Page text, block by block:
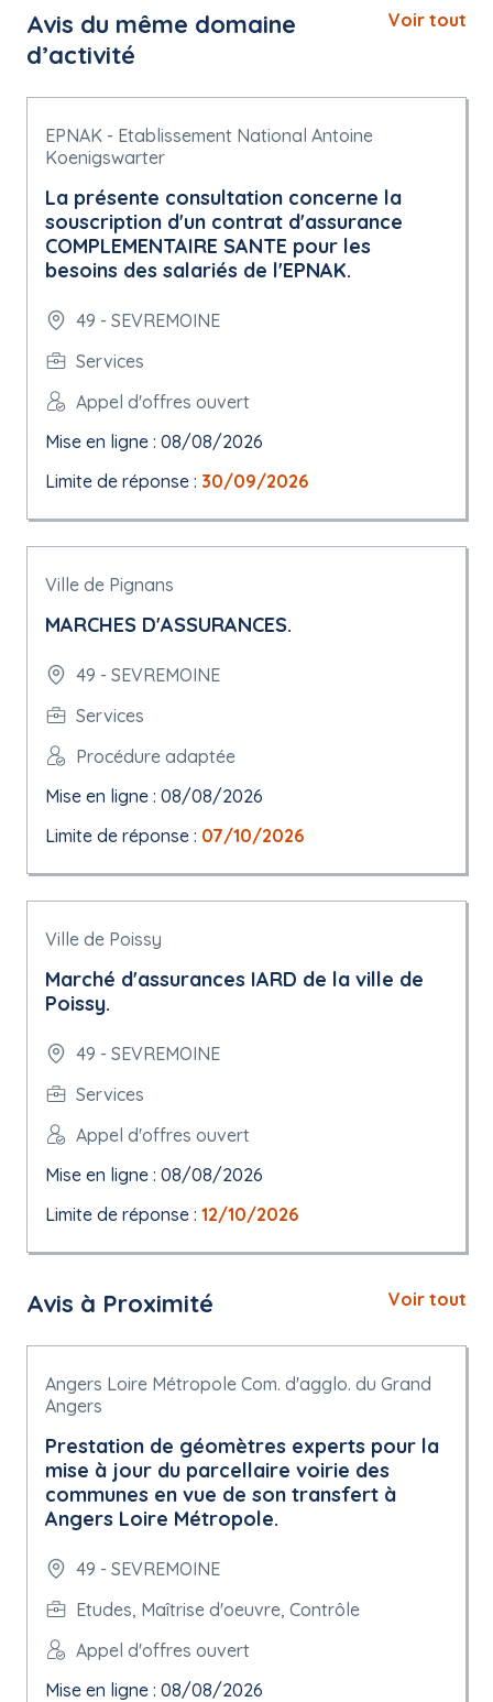
Avis du même domaine
d’activité
Voir tout
EPNAK - Etablissement National Antoine
Koenigswarter
La présente consultation concerne la
souscription d'un contrat d'assurance
COMPLEMENTAIRE SANTE pour les
besoins des salariés de l'EPNAK.
49 - SEVREMOINE
Services
Appel d'offres ouvert
Mise en ligne : 08/08/2026
Limite de réponse : 30/09/2026
Ville de Pignans
MARCHES D'ASSURANCES.
49 - SEVREMOINE
Services
Procédure adaptée
Mise en ligne : 08/08/2026
Limite de réponse : 07/10/2026
Ville de Poissy
Marché d'assurances IARD de la ville de
Poissy.
49 - SEVREMOINE
Services
Appel d'offres ouvert
Mise en ligne : 08/08/2026
Limite de réponse : 12/10/2026
Avis à Proximité Voir tout
Angers Loire Métropole Com. d'agglo. du Grand
Angers
Prestation de géomètres experts pour la
mise à jour du parcellaire voirie des
communes en vue de son transfert à
Angers Loire Métropole.
49 - SEVREMOINE
Etudes, Maîtrise d'oeuvre, Contrôle
Appel d'offres ouvert
Mise en ligne : 08/08/2026